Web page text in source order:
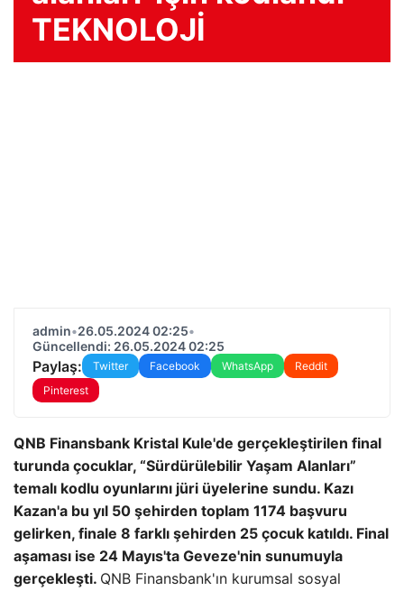
TEKNOLOJİ
admin•26.05.2024 02:25•
Güncellendi: 26.05.2024 02:25
Paylaş: Twitter Facebook WhatsApp
Reddit
Pinterest
QNB Finansbank Kristal Kule'de gerçekleştirilen final
turunda çocuklar, “Sürdürülebilir Yaşam Alanları”
temalı kodlu oyunlarını jüri üyelerine sundu. Kazı
Kazan'a bu yıl 50 şehirden toplam 1174 başvuru
gelirken, finale 8 farklı şehirden 25 çocuk katıldı. Final
aşaması ise 24 Mayıs'ta Geveze'nin sunumuyla
gerçekleşti. QNB Finansbank'ın kurumsal sosyal